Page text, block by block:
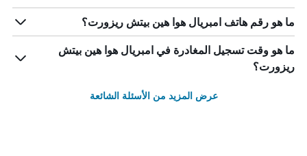
ما هو رقم هاتف امبريال هوا هين بيتش ريزورت؟
ما هو وقت تسجيل المغادرة في امبريال هوا هين بيتش
ريزورت؟
عرض المزيد من الأسئلة الشائعة